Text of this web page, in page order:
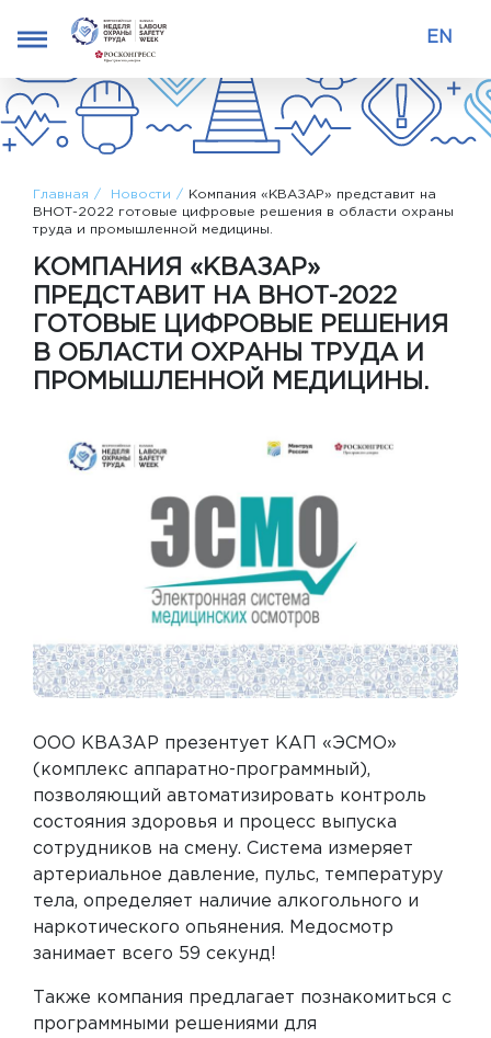
EN
Главная Новости
Компания «КВАЗАР» представит на
ВНОТ-2022 готовые цифровые решения в области охраны
труда и промышленной медицины.
КОМПАНИЯ «КВАЗАР»
ПРЕДСТАВИТ НА ВНОТ-2022
ГОТОВЫЕ ЦИФРОВЫЕ РЕШЕНИЯ
В ОБЛАСТИ ОХРАНЫ ТРУДА И
ПРОМЫШЛЕННОЙ МЕДИЦИНЫ.
ООО КВАЗАР презентует КАП «ЭСМО»
(комплекс аппаратно-программный),
позволяющий автоматизировать контроль
состояния здоровья и процесс выпуска
сотрудников на смену. Система измеряет
артериальное давление, пульс, температуру
тела, определяет наличие алкогольного и
наркотического опьянения. Медосмотр
занимает всего 59 секунд!
Также компания предлагает познакомиться с
программными решениями для